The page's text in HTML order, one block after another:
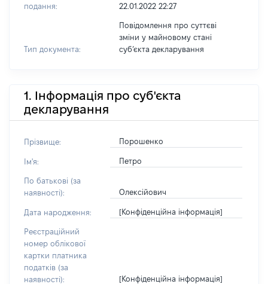
подання:
22.01.2022 22:27
Тип документа:
Повідомлення про суттєві
зміни у майновому стані
субʼєкта декларування
1. Інформація про суб'єкта
декларування
Прізвище: Порошенко
Ім'я: Петро
По батькові (за
наявності):
Олексійович
Дата народження: [Конфіденційна інформація]
Реєстраційний
номер облікової
картки платника
податків (за
наявності):
[Конфіденційна інформація]